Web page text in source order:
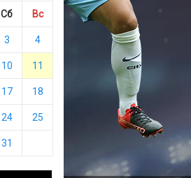
Сб Вс
3 4
10 11
17 18
24 25
31